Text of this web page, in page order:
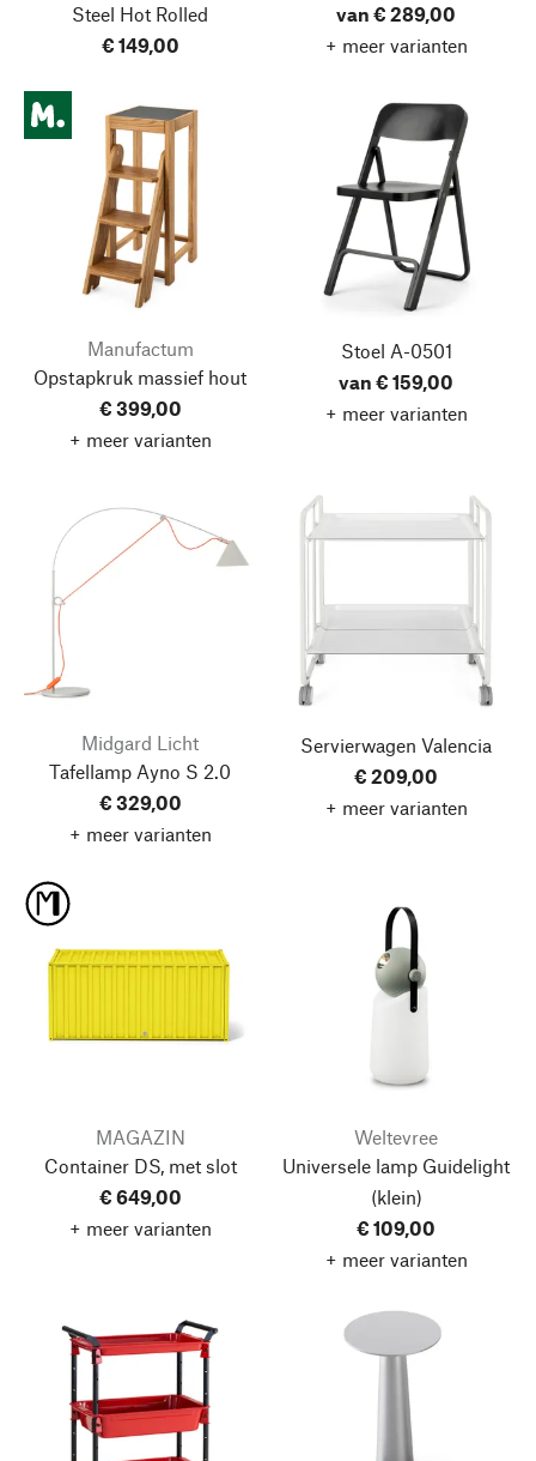
Steel Hot Rolled
€ 149,00
van € 289,00
+ meer varianten
Manufactum
Opstapkruk massief hout
€ 399,00
+ meer varianten
Stoel A-0501
van € 159,00
+ meer varianten
Midgard Licht
Tafellamp Ayno S 2.0
€ 329,00
+ meer varianten
Servierwagen Valencia
€ 209,00
+ meer varianten
MAGAZIN
Container DS, met slot
€ 649,00
+ meer varianten
Weltevree
Universele lamp Guidelight
(klein)
€ 109,00
+ meer varianten